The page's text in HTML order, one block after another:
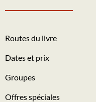
Routes du livre
Dates et prix
Groupes
Offres spéciales